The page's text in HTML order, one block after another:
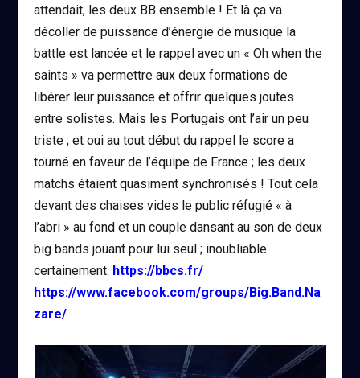
attendait, les deux BB ensemble ! Et là ça va
décoller de puissance d’énergie de musique la
battle est lancée et le rappel avec un « Oh when the
saints » va permettre aux deux formations de
libérer leur puissance et offrir quelques joutes
entre solistes. Mais les Portugais ont l’air un peu
triste ; et oui au tout début du rappel le score a
tourné en faveur de l’équipe de France ; les deux
matchs étaient quasiment synchronisés ! Tout cela
devant des chaises vides le public réfugié « à
l’abri » au fond et un couple dansant au son de deux
big bands jouant pour lui seul ; inoubliable
certainement. https://bbcs.fr/
https://www.facebook.com/groups/Big.Band.Na
zare/